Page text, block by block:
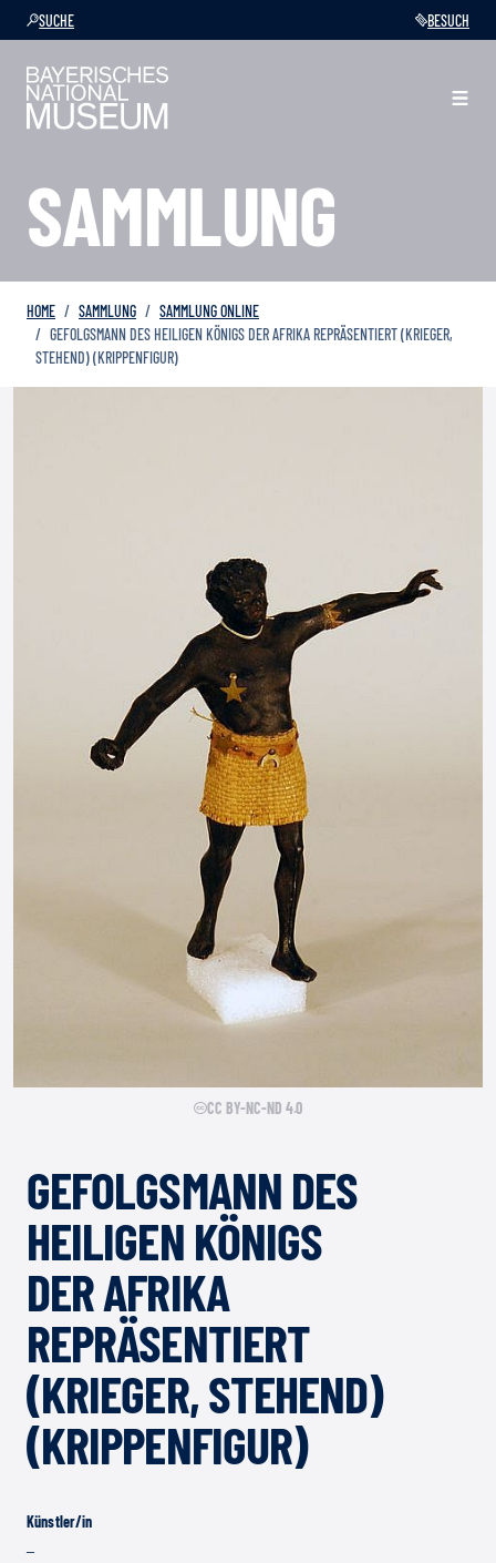
SUCHE BESUCH
SAMMLUNG
HOME SAMMLUNG
SAMMLUNG ONLINE
GEFOLGSMANN DES HEILIGEN KÖNIGS DER AFRIKA REPRÄSENTIERT (KRIEGER,
STEHEND) (KRIPPENFIGUR)
CC BY-NC-ND 4.0
GEFOLGSMANN DES
HEILIGEN KÖNIGS
DER AFRIKA
REPRÄSENTIERT
(KRIEGER, STEHEND)
(KRIPPENFIGUR)
Künstler/in
–